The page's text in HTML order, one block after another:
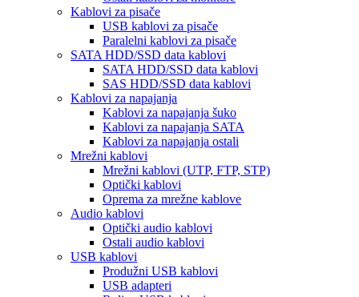
Kablovi za pisače
USB kablovi za pisače
Paralelni kablovi za pisače
SATA HDD/SSD data kablovi
SATA HDD/SSD data kablovi
SAS HDD/SSD data kablovi
Kablovi za napajanja
Kablovi za napajanja šuko
Kablovi za napajanja SATA
Kablovi za napajanja ostali
Mrežni kablovi
Mrežni kablovi (UTP, FTP, STP)
Optički kablovi
Oprema za mrežne kablove
Audio kablovi
Optički audio kablovi
Ostali audio kablovi
USB kablovi
Produžni USB kablovi
USB adapteri